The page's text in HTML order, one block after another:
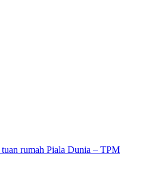
rumah Piala Dunia – TPM